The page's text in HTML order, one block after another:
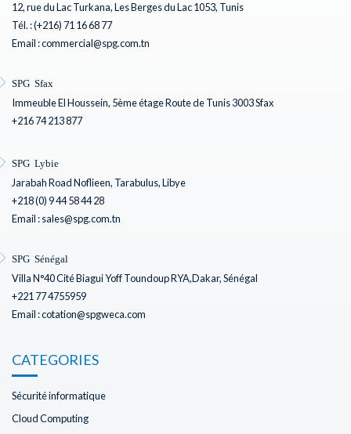
12, rue du Lac Turkana, Les Berges du Lac 1053, Tunis
Tél. : (+216) 71 16 68 77
Email : commercial@spg.com.tn
SPG Sfax
Immeuble El Houssein, 5ème étage Route de Tunis 3003 Sfax
+216 74 213 877
SPG Lybie
Jarabah Road Noflieen, Tarabulus, Libye
+218 (0) 9 44 58 44 28
Email : sales@spg.com.tn
SPG Sénégal
Villa N°40 Cité Biagui Yoff Toundoup RYA,Dakar, Sénégal
+221 77 4755959
Email : cotation@spgweca.com
CATEGORIES
Sécurité informatique
Cloud Computing